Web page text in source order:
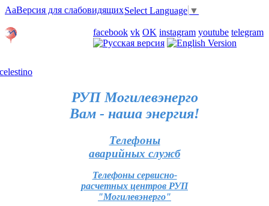
AaВерсия для слабовидящихSelect Language ▼
facebook vk OK instagram youtube telegram
РУП Могилевэнерго
Вам - наша энергия!
Телефоны
аварийных служб
Телефоны сервисно-
расчетных центров РУП
"Могилевэнерго"